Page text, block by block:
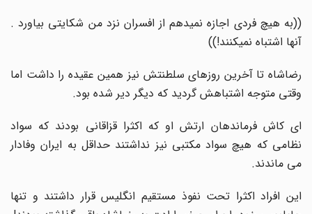
((به هیچ فردی اجازه نمیدهم از افسران نزد من شکایتی بیاورد .
آنها اشتباه نمیکنند!))
رضاشاه تا آخرین روزهای سلطنتش نیز همین عقیده را داشت اما
وقتی متوجه اشتباهش گردید که دیگر دیر شده بود.
ای کاش فرماندهان ارتش او که اکثرا قزاقانی بودند که سواد
نظامی که هیچ سواد مکتبی نیز نداشتند حداقل به ایران وفادار
می ماندند.
این افراد اکثرا تحت نفوذ مستقیم انگلیس قرار داشتند و تنها